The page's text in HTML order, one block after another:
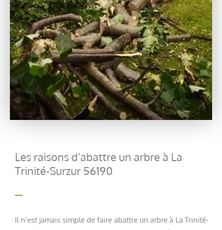
Les raisons d’abattre un arbre à La
Trinité-Surzur 56190
Il n’est jamais simple de faire abattre un arbre à La Trinité-